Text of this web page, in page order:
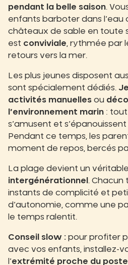
pendant la belle saison.
enfants barboter dans l’eau
châteaux de sable en toute
est conviviale, rythmée par
retours vers la mer.
Les plus jeunes disposent
sont spécialement dédiés.
activités manuelles ou
l’environnement marin : tout
s’amusent et
Pendant ce temps, les
moment de repos, bercés
La plage devient un véritable
intergénérationnel . Chacun
instants de complicité et
d’autonomie, comme une
le temps ralentit.
Conseil slow : pour profiter
avec vos enfants, installez-
l’extrémité proche du poste